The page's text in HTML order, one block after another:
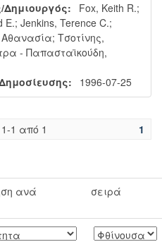
Fox, Keith R.;
E.; Jenkins, Terence C.;
; Τσοτίνης,
- Παπασταϊκούδη,
1996-07-25
1 από 1 1
ανά σειρά